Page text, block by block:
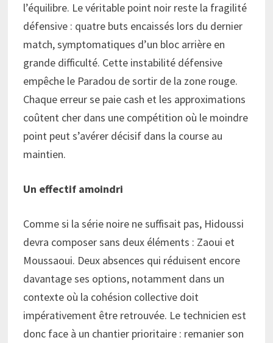
l’équilibre. Le véritable point noir reste la fragilité
défensive : quatre buts encaissés lors du dernier
match, symptomatiques d’un bloc arrière en
grande difficulté. Cette instabilité défensive
empêche le Paradou de sortir de la zone rouge.
Chaque erreur se paie cash et les approximations
coûtent cher dans une compétition où le moindre
point peut s’avérer décisif dans la course au
maintien.
Un effectif amoindri
Comme si la série noire ne suffisait pas, Hidoussi
devra composer sans deux éléments : Zaoui et
Moussaoui. Deux absences qui réduisent encore
davantage ses options, notamment dans un
contexte où la cohésion collective doit
impérativement être retrouvée. Le technicien est
donc face à un chantier prioritaire : remanier son